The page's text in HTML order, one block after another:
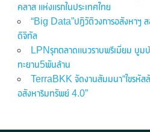
คลาส แห่งแรกในประเทศไทย
“Big Data”ปฏิวัติวงการอสังหาฯ
ดิจิทัล
LPNรุกตลาดแนวราบพรีเมี่ยม บูม
ทะยาน5พันล้าน
TerraBKK จัดงานสัมมนา“ไขรหั
อสังหาริมทรัพย์ 4.0”